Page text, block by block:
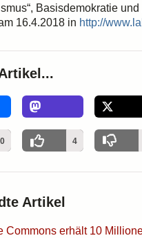
Basisdemokratie und
16.4.2018 in http://
0 4
Artikel
Commons erhält 10